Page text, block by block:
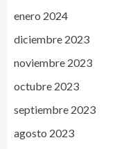
enero 2024
diciembre 2023
noviembre 2023
octubre 2023
septiembre 2023
agosto 2023